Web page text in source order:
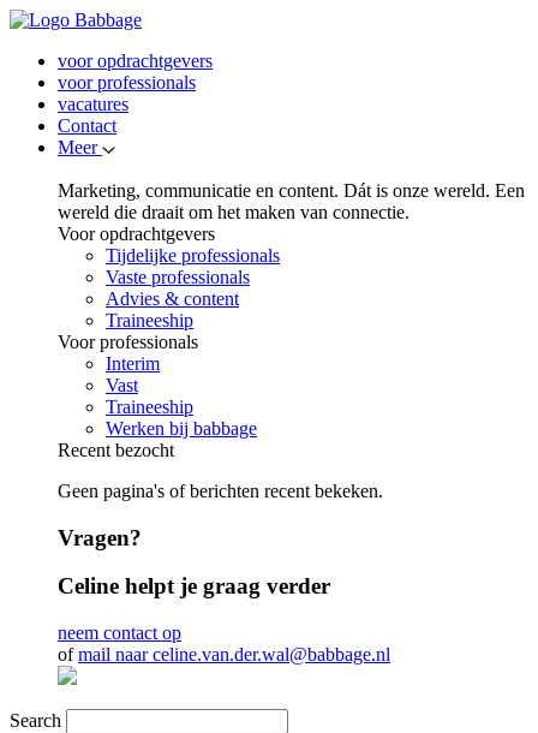
voor opdrachtgevers
voor professionals
vacatures
Contact
Meer
Marketing, communicatie en content. Dát is onze wereld. Een
wereld die draait om het maken van connectie.
Voor opdrachtgevers
Tijdelijke professionals
Vaste professionals
Advies & content
Traineeship
Voor professionals
Interim
Vast
Traineeship
Werken bij babbage
Recent bezocht
Geen pagina's of berichten recent bekeken.
Vragen?
Celine helpt je graag verder
neem contact op
of mail naar celine.van.der.wal@babbage.nl
Search